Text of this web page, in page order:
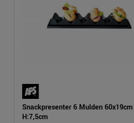
Snackpresenter 6 Mulden 60x19cm
H:7,5cm